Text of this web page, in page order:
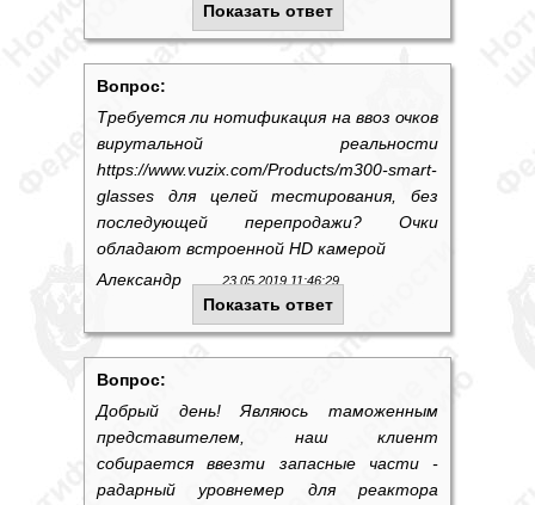
Показать ответ
Вопрос:
Требуется ли нотификация на ввоз очков
вирутальной реальности
https://www.vuzix.com/Products/m300-smart-
glasses для целей тестирования, без
последующей перепродажи? Очки
обладают встроенной HD камерой
Александр
23.05.2019 11:46:29
Показать ответ
Вопрос:
Добрый день! Являюсь таможенным
представителем, наш клиент
собирается ввезти запасные части -
радарный уровнемер для реактора